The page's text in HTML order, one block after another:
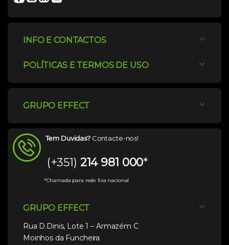
INFO E CONTACTOS
POLÍTICAS E TERMOS DE USO
GRUPO EFFECT
Tem Duvidas?Contacte-nos!
(+351) 214 981 000*
*Chamada para rede fixa nacional
GRUPO EFFECT
Rua D.Dinis, Lote 1 – Armazém C
Moinhos da Funcheira